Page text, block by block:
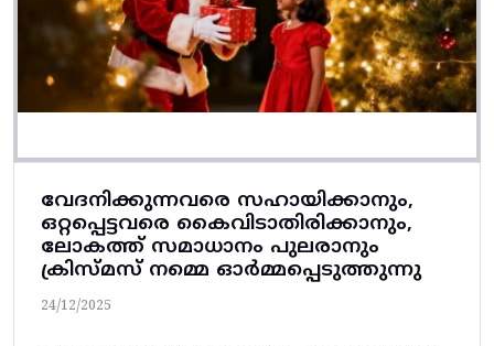
വേദനിക്കുന്നവരെ സഹായിക്കാനും,
ഒറ്റപ്പെട്ടവരെ കൈവിടാതിരിക്കാനും,
ലോകത്ത് സമാധാനം പുലരാനും
ക്രിസ്മസ് നമ്മെ ഓർമ്മപ്പെടുത്തുന്നു
24/12/2025